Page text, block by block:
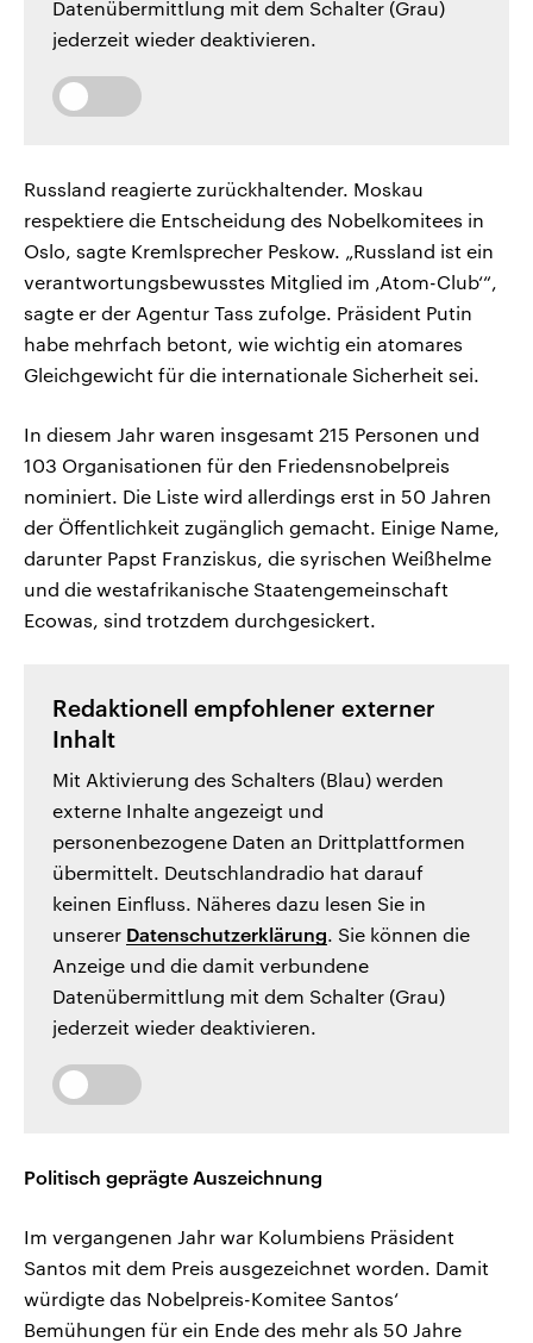
Datenübermittlung mit dem Schalter (Grau)
jederzeit wieder deaktivieren.
Russland reagierte zurückhaltender. Moskau
respektiere die Entscheidung des Nobelkomitees in
Oslo, sagte Kremlsprecher Peskow. „Russland ist ein
verantwortungsbewusstes Mitglied im ‚Atom-Club‘“,
sagte er der Agentur Tass zufolge. Präsident Putin
habe mehrfach betont, wie wichtig ein atomares
Gleichgewicht für die internationale Sicherheit sei.
In diesem Jahr waren insgesamt 215 Personen und
103 Organisationen für den Friedensnobelpreis
nominiert. Die Liste wird allerdings erst in 50 Jahren
der Öffentlichkeit zugänglich gemacht. Einige Name,
darunter Papst Franziskus, die syrischen Weißhelme
und die westafrikanische Staatengemeinschaft
Ecowas, sind trotzdem durchgesickert.
Redaktionell empfohlener externer
Inhalt
Mit Aktivierung des Schalters (Blau) werden
externe Inhalte angezeigt und
personenbezogene Daten an Drittplattformen
übermittelt. Deutschlandradio hat darauf
keinen Einfluss. Näheres dazu lesen Sie in
unserer Datenschutzerklärung. Sie können die
Anzeige und die damit verbundene
Datenübermittlung mit dem Schalter (Grau)
jederzeit wieder deaktivieren.
Politisch geprägte Auszeichnung
Im vergangenen Jahr war Kolumbiens Präsident
Santos mit dem Preis ausgezeichnet worden. Damit
würdigte das Nobelpreis-Komitee Santos‘
Bemühungen für ein Ende des mehr als 50 Jahre